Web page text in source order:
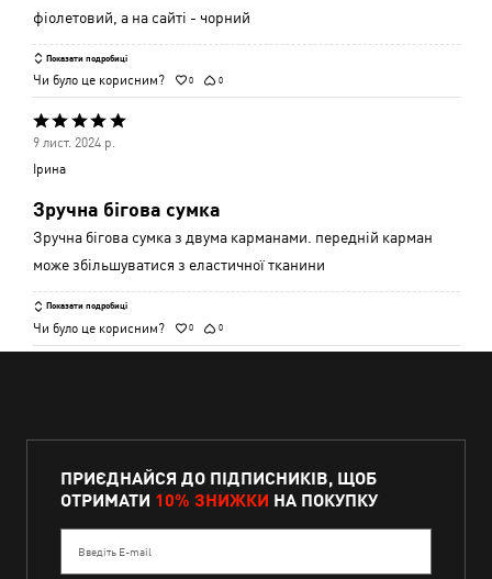
фіолетовий, а на сайті - чорний
Показати подробиці
Чи було це корисним? 0 0
Оцінено
5
з
5
9 лист. 2024 р.
Ірина
Зручна бігова сумка
Зручна бігова сумка з двума карманами. передній карман
може збільшуватися з еластичної тканини
Показати подробиці
Чи було це корисним? 0 0
ПРИЄДНАЙСЯ ДО ПІДПИСНИКІВ, ЩОБ
ОТРИМАТИ 10% ЗНИЖКИ НА ПОКУПКУ
Введіть E-mail